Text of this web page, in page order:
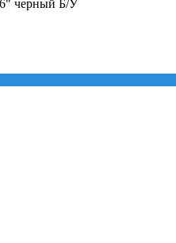
черный Б/У